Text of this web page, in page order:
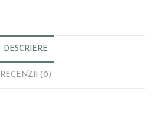
DESCRIERE
RECENZII (0)